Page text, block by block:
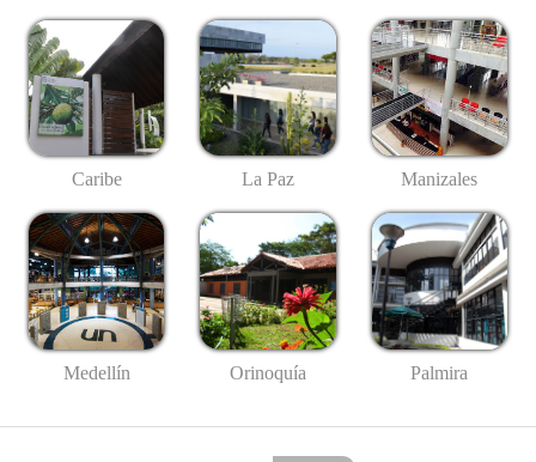
Caribe La Paz Manizales
Medellín Orinoquía Palmira